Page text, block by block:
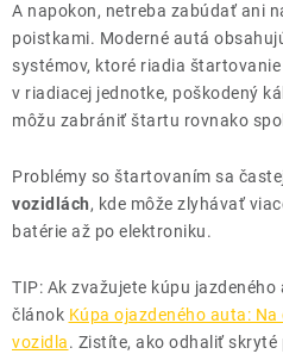
A napokon, netreba zabúdať ani
poistkami. Moderné autá
systémov, ktoré riadia
v riadiacej jednotke, poškodený
môžu zabrániť štartu rovnako
Problémy so štartovaním sa
vozidlách, kde môže zlyhávať
batérie až po elektroniku.
TIP: Ak zvažujete kúpu
článok Kúpa ojazdeného auta:
vozidla. Zistíte, ako odhaliť